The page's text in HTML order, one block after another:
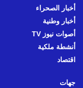
أخبار الصحراء
أخبار وطنية
أصوات نيوز TV
أنشطة ملكية
اقتصاد
جهات